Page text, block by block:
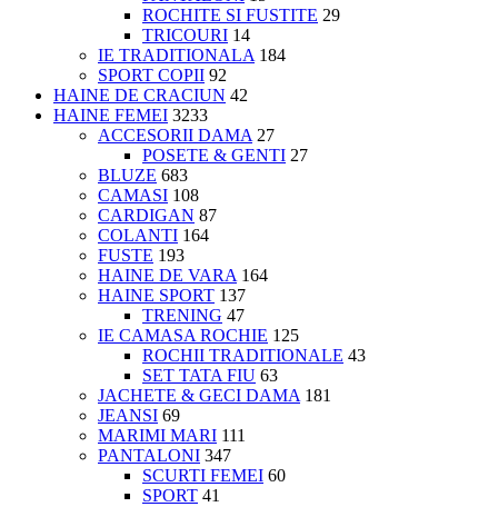
ROCHITE SI FUSTITE 29
TRICOURI 14
IE TRADITIONALA 184
SPORT COPII 92
HAINE DE CRACIUN 42
HAINE FEMEI 3233
ACCESORII DAMA 27
POSETE & GENTI 27
BLUZE 683
CAMASI 108
CARDIGAN 87
COLANTI 164
FUSTE 193
HAINE DE VARA 164
HAINE SPORT 137
TRENING 47
IE CAMASA ROCHIE 125
ROCHII TRADITIONALE 43
SET TATA FIU 63
JACHETE & GECI DAMA 181
JEANSI 69
MARIMI MARI 111
PANTALONI 347
SCURTI FEMEI 60
SPORT 41